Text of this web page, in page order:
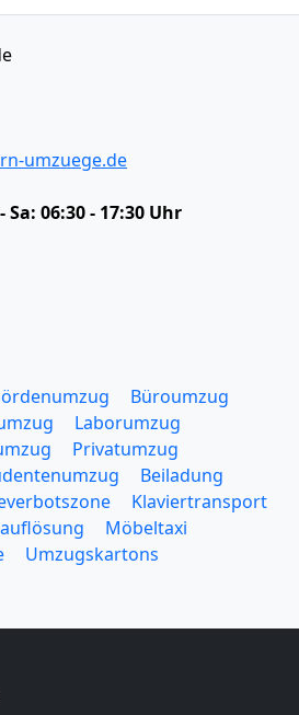
umzuege.de
Sa: 06:30 - 17:30 Uhr
Büroumzug
Laborumzug
Privatumzug
Beiladung
Klaviertransport
Möbeltaxi
Umzugskartons